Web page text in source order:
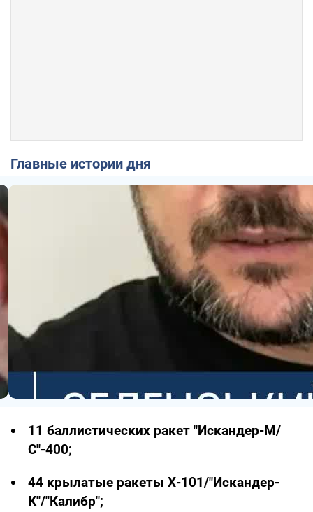
Главные истории дня
11 баллистических ракет "Искандер-М/
С"-400;
44 крылатые ракеты Х-101/"Искандер-
К"/"Калибр";